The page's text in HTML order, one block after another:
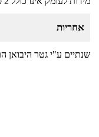
אחריות
שנתיים ע"י גטר היבואן